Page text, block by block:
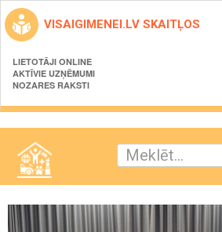
VISAIGIMENEI.LV SKAITĻOS
LIETOTĀJI ONLINE
AKTĪVIE UZŅĒMUMI
NOZARES RAKSTI